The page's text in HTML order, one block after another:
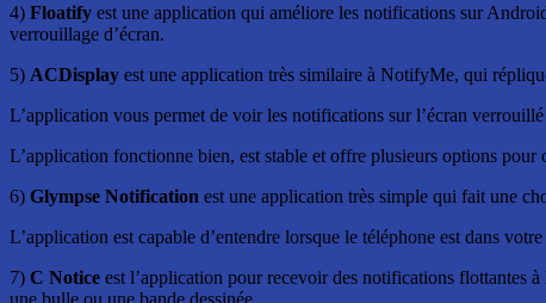
4) Floatify est une application qui améliore les notifications sur
verrouillage d’écran.
5) ACDisplay est une application très similaire à NotifyMe, qui
L’application vous permet de voir les notifications sur l’écran
L’application fonctionne bien, est stable et offre plusieurs options
6) Glympse Notification est une application très simple qui fait une
L’application est capable d’entendre lorsque le téléphone est dans
7) C Notice est l’application pour recevoir des notifications flottantes
une bulle ou une bande dessinée.